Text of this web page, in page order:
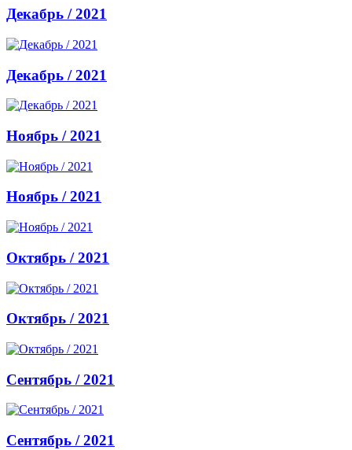
Декабрь / 2021
Декабрь / 2021
Ноябрь / 2021
Ноябрь / 2021
Октябрь / 2021
Октябрь / 2021
Сентябрь / 2021
Сентябрь / 2021